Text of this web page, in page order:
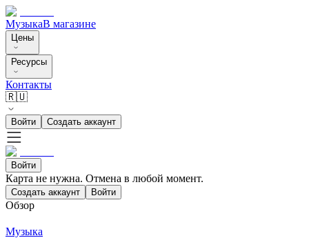
МузыкаВ магазине
Цены
Ресурсы
Контакты
🇷🇺
Войти Создать аккаунт
Войти
Карта не нужна. Отмена в любой момент.
Создать аккаунт Войти
Обзор
Музыка